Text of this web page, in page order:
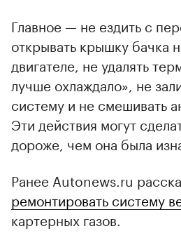
Главное — не ездить с
открывать крышку бачка
двигателе, не удалять
лучше охлаждало», не
систему и не смешивать
Эти действия могут
дороже, чем она была
Ранее Autonews.ru
ремонтировать систему
картерных газов.